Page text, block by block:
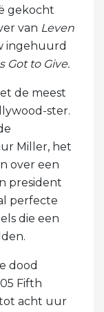
gekocht
van Leven
ingehuurd
Got to Give.
de meest
ster.
Miller, het
over een
president
perfecte
die een
dood
Fifth
tot acht uur